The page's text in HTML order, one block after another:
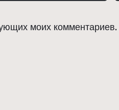
моих комментариев.